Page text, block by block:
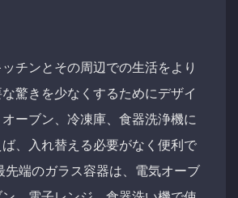
チンとその周辺での生活をより
驚きを少なくするためにデザイ
ーブン、冷凍庫、食器洗浄機に
、入れ替える必要がなく便利で
先端のガラス容器は、電気オーブ